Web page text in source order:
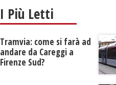
I Più Letti
Tramvia: come si farà ad
andare da Careggi a
Firenze Sud?